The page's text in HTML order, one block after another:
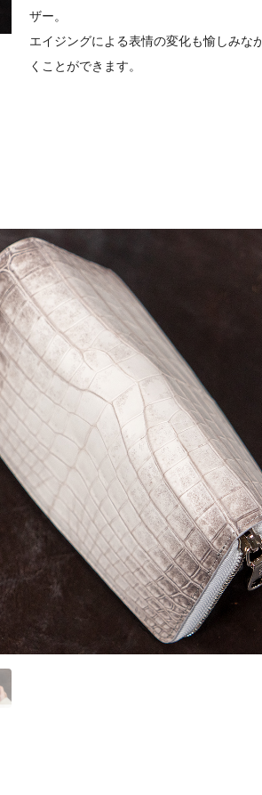
ザー。
エイジングによる表情の変化も愉しみな
くことができます。